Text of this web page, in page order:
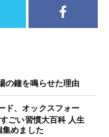
の鐘を鳴らせた理由
ド、オックスフォー
ごい習慣大百科 人生
集めました